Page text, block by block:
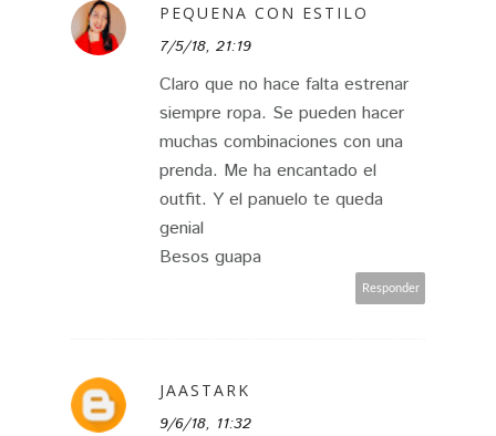
PEQUENA CON ESTILO
7/5/18, 21:19
Claro que no hace falta estrenar
siempre ropa. Se pueden hacer
muchas combinaciones con una
prenda. Me ha encantado el
outfit. Y el panuelo te queda
genial
Besos guapa
Responder
JAASTARK
9/6/18, 11:32